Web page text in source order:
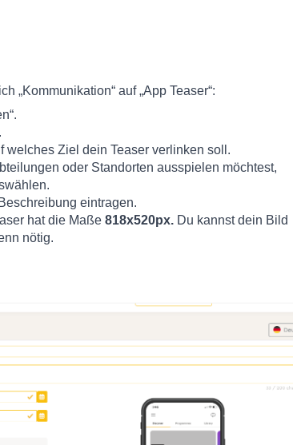
„Kommunikation“ auf „App Teaser“:
welches Ziel dein Teaser verlinken soll.
oder Standorten ausspielen möchtest,
eintragen.
hat die Maße 818x520px. Du kannst dein Bild
nötig.